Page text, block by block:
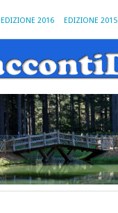
EDIZIONE 2016 EDIZIONE 2015